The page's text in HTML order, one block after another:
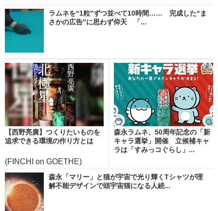
ラムネを“1粒”ずつ並べて10時間…… 完成した“ま
さかの広告”に思わず仰天 「...
【西野亮廣】つくりたいものを
追求できる環境の作り方とは
(FINCHI on GOETHE)
森永ラムネ、50周年記念の「新
キャラ選挙」開催 立候補キャ
ラは「すみっコぐらし」...
森永「マリー」と猫が宇宙で光り輝くTシャツが理
解不能デザインで頭宇宙猫になる人続...